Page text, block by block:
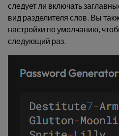
следует ли включать
вид разделителя слов. Вы
настройки по умолчанию,
следующий раз.